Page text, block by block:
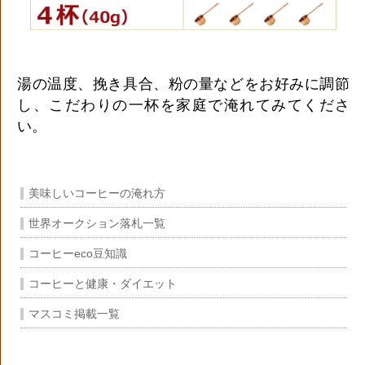
湯の温度、挽き具合、粉の量などをお好みに調節
し、こだわりの一杯を家庭で淹れてみてくださ
い。
美味しいコーヒーの淹れ方
世界オークション落札一覧
コーヒーeco豆知識
コーヒーと健康・ダイエット
マスコミ掲載一覧